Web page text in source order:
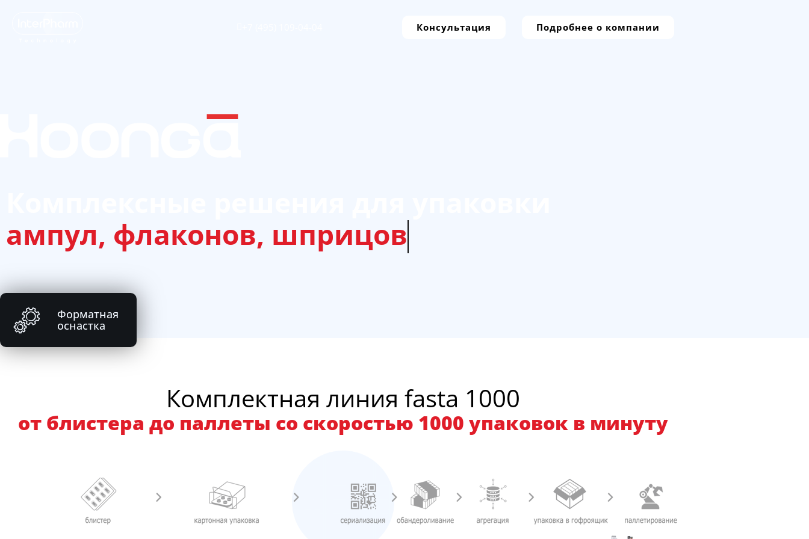
Консультация Подробнее о компании
зубных щеток
Форматная
оснастка
Комплектная линия fasta 1000
от блистера до паллеты со скоростью 1000 упаковок в минуту